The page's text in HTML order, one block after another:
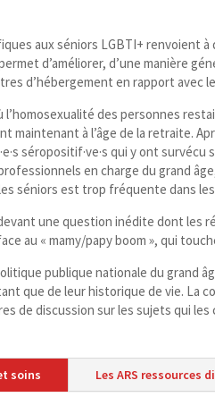
aux séniors LGBTI+ renvoient
d’améliorer, d’une manière
d’hébergement en rapport avec
l’homosexualité des personnes
maintenant à l’âge de la retraite.
séropositif·ve·s qui y ont
en charge du grand
séniors est trop fréquente dans
une question inédite dont les
au « mamy/​papy boom », qui
publique nationale du grand
que de leur historique de vie. La
de discussion sur les sujets qui
soins Les ARS ressources